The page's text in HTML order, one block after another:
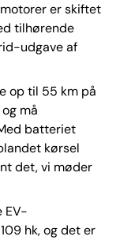
er skiftet
tilhørende
udgave af
op til 55 km på
må
batteriet
kørsel
det, vi møder
EV-
hk, og det er